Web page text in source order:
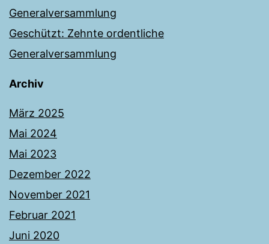
Generalversammlung
Geschützt: Zehnte ordentliche
Generalversammlung
Archiv
März 2025
Mai 2024
Mai 2023
Dezember 2022
November 2021
Februar 2021
Juni 2020